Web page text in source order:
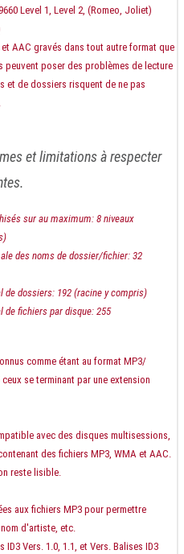
Level 1, Level 2, (Romeo, Joliet)
AAC gravés dans tout autre format que
peuvent poser des problèmes de lecture
et de dossiers risquent de ne pas
et limitations à respecter
sur au maximum: 8 niveaux
des noms de dossier/fichier: 32
de dossiers: 192 (racine y compris)
de fichiers par disque: 255
comme étant au format MP3/
se terminant par une extension
avec des disques multisessions,
des fichiers MP3, WMA et AAC.
reste lisible.
aux fichiers MP3 pour permettre
d'artiste, etc.
Vers. 1.0, 1.1, et Vers. Balises ID3